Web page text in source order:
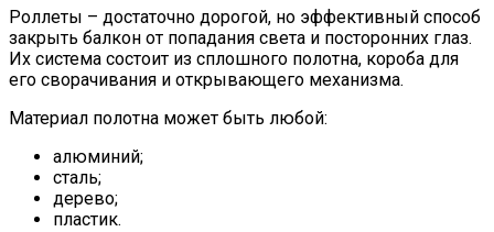
Роллеты – достаточно дорогой, но эффективный способ
закрыть балкон от попадания света и посторонних глаз.
Их система состоит из сплошного полотна, короба для
его сворачивания и открывающего механизма.
Материал полотна может быть любой:
алюминий;
сталь;
дерево;
пластик.